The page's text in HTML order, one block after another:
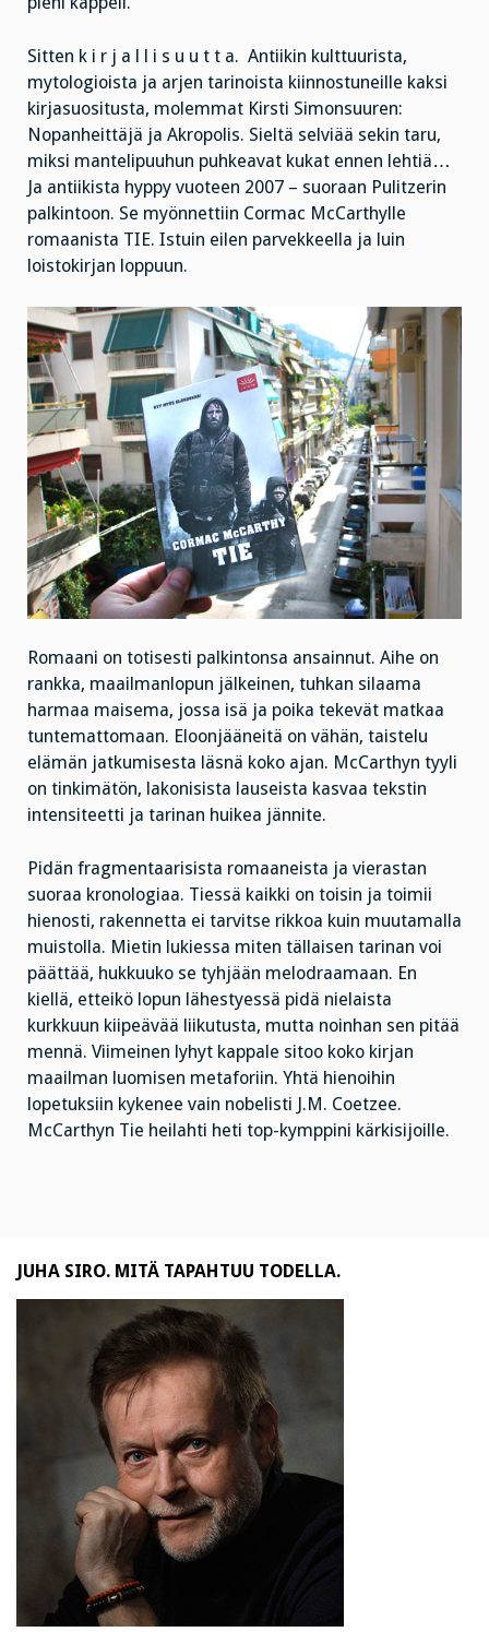
Sitten k i r j a l l i s u u t t a. Antiikin kulttuurista,
mytologioista ja arjen tarinoista kiinnostuneille kaksi
kirjasuositusta, molemmat Kirsti Simonsuuren:
Nopanheittäjä ja Akropolis. Sieltä selviää sekin taru,
miksi mantelipuuhun puhkeavat kukat ennen lehtiä…
Ja antiikista hyppy vuoteen 2007 – suoraan Pulitzerin
palkintoon. Se myönnettiin Cormac McCarthylle
romaanista TIE. Istuin eilen parvekkeella ja luin
loistokirjan loppuun.
Romaani on totisesti palkintonsa ansainnut. Aihe on
rankka, maailmanlopun jälkeinen, tuhkan silaama
harmaa maisema, jossa isä ja poika tekevät matkaa
tuntemattomaan. Eloonjääneitä on vähän, taistelu
elämän jatkumisesta läsnä koko ajan. McCarthyn tyyli
on tinkimätön, lakonisista lauseista kasvaa tekstin
intensiteetti ja tarinan huikea jännite.
Pidän fragmentaarisista romaaneista ja vierastan
suoraa kronologiaa. Tiessä kaikki on toisin ja toimii
hienosti, rakennetta ei tarvitse rikkoa kuin muutamalla
muistolla. Mietin lukiessa miten tällaisen tarinan voi
päättää, hukkuuko se tyhjään melodraamaan. En
kiellä, etteikö lopun lähestyessä pidä nielaista
kurkkuun kiipeävää liikutusta, mutta noinhan sen pitää
mennä. Viimeinen lyhyt kappale sitoo koko kirjan
maailman luomisen metaforiin. Yhtä hienoihin
lopetuksiin kykenee vain nobelisti J.M. Coetzee.
McCarthyn Tie heilahti heti top-kymppini kärkisijoille.
JUHA SIRO. MITÄ TAPAHTUU TODELLA.